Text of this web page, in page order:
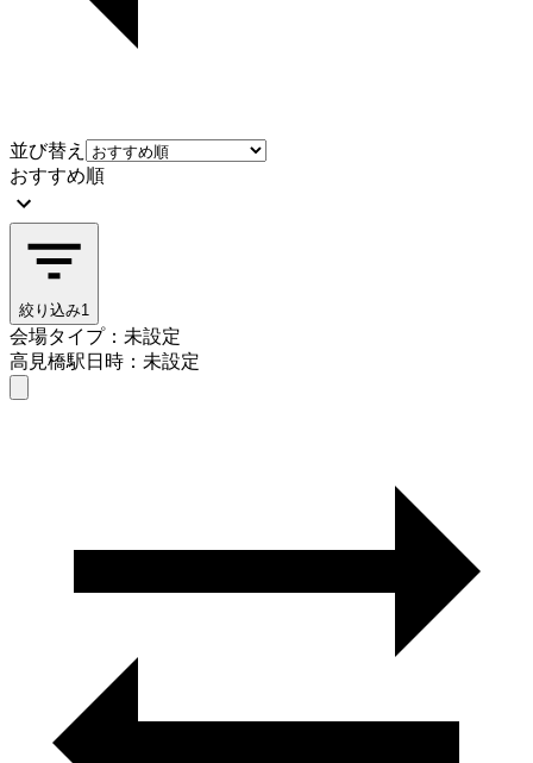
並び替え
おすすめ順
絞り込み1
会場タイプ：未設定
高見橋駅日時：未設定